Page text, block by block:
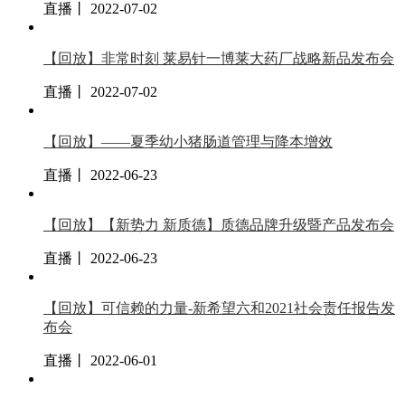
直播丨 2022-07-02
【回放】非常时刻 莱易针一博莱大药厂战略新品发布会
直播丨 2022-07-02
【回放】——夏季幼小猪肠道管理与降本增效
直播丨 2022-06-23
【回放】【新势力 新质德】质德品牌升级暨产品发布会
直播丨 2022-06-23
【回放】可信赖的力量-新希望六和2021社会责任报告发
布会
直播丨 2022-06-01